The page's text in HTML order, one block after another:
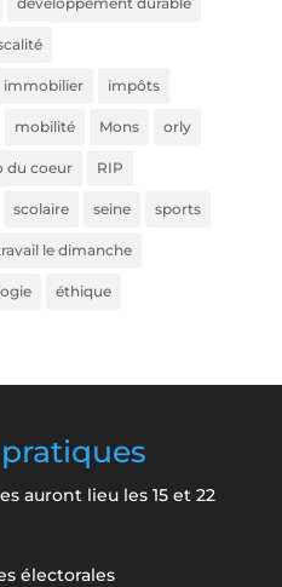
immobilier impôts
mobilité Mons orly
du coeur RIP
scolaire seine sports
le dimanche
éthique
auront lieu les 15 et 22
électorales